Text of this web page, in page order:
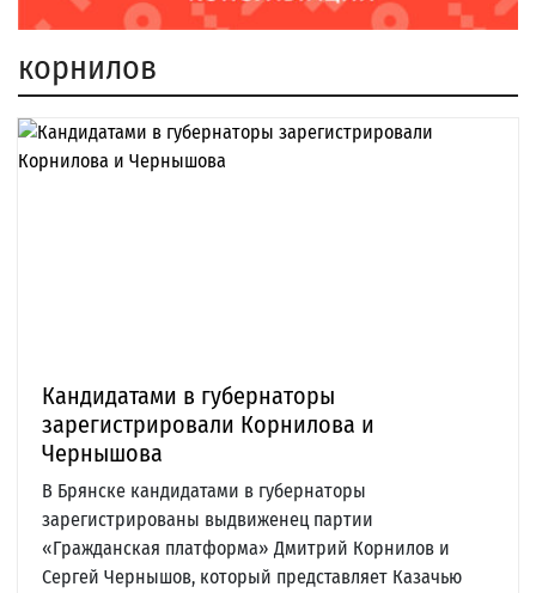
корнилов
Кандидатами в губернаторы
зарегистрировали Корнилова и
Чернышова
В Брянске кандидатами в губернаторы
зарегистрированы выдвиженец партии
«Гражданская платформа» Дмитрий Корнилов и
Сергей Чернышов, который представляет Казачью